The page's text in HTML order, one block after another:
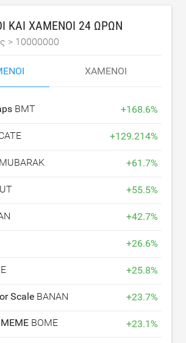
ΚΑΙ ΧΑΜΈΝΟΙ 24 ΩΡΏΝ
> 10000000
ΧΑΜΈΝΟΙ
BMT +168.6%
+129.214%
MUBARAK +61.7%
+55.5%
+42.7%
+26.6%
+25.8%
Scale BANANAS31 +23.7%
BOME +23.1%